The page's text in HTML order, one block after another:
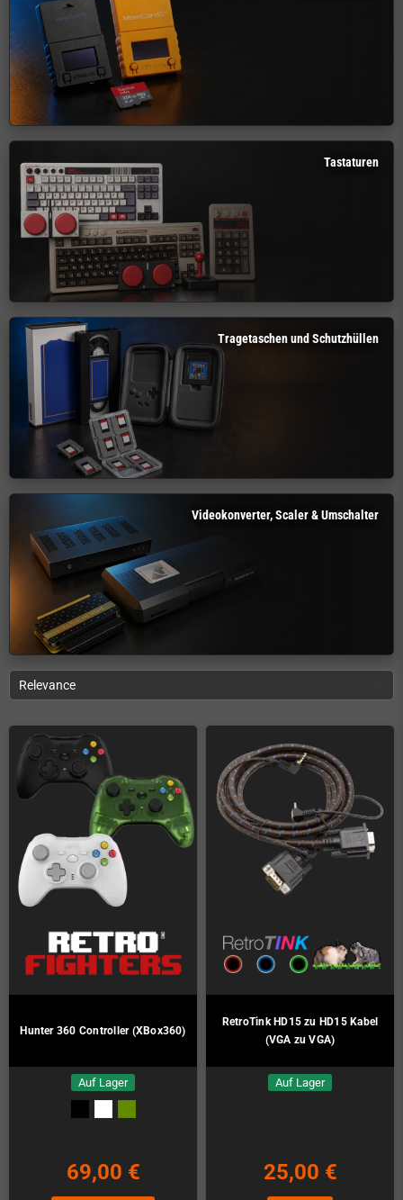
Tastaturen
Tragetaschen und Schutzhüllen
Videokonverter, Scaler & Umschalter
Relevance
Hunter 360 Controller (XBox360)
Auf Lager
69,00 €
RetroTink HD15 zu HD15 Kabel
(VGA zu VGA)
Auf Lager
25,00 €